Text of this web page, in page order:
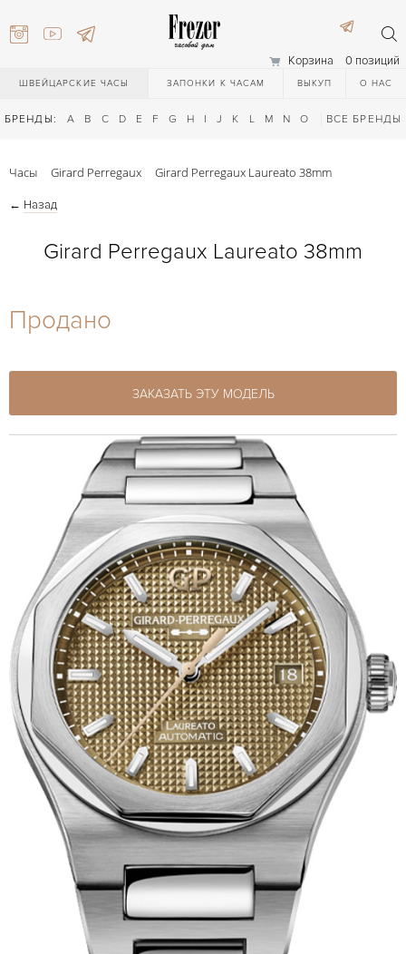
Корзина 0 позиций
ШВЕЙЦАРСКИЕ ЧАСЫ ЗАПОНКИ К ЧАСАМ ВЫКУП О НАС
БРЕНДЫ: A B C D E F G H I J K L M N O Q R S T
ВСЕ БРЕНДЫ
27-44
27-44
Часы Girard Perregaux Girard Perregaux Laureato 38mm
← Назад
Girard Perregaux Laureato 38mm
Продано
ЗАКАЗАТЬ ЭТУ МОДЕЛЬ